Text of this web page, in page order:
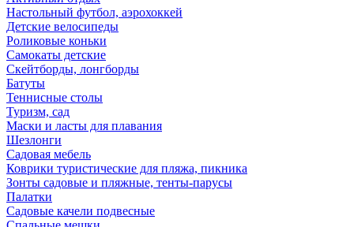
Настольный футбол, аэрохоккей
Детские велосипеды
Роликовые коньки
Самокаты детские
Скейтборды, лонгборды
Батуты
Теннисные столы
Туризм, сад
Маски и ласты для плавания
Шезлонги
Садовая мебель
Коврики туристические для пляжа, пикника
Зонты садовые и пляжные, тенты-парусы
Палатки
Садовые качели подвесные